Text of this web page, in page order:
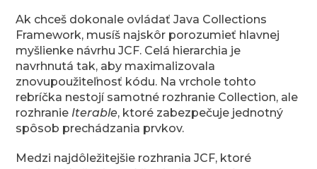
Ak chceš dokonale ovládať Java Collections
Framework, musíš najskôr porozumieť hlavnej
myšlienke návrhu JCF. Celá hierarchia je
navrhnutá tak, aby maximalizovala
znovupoužiteľnosť kódu. Na vrchole tohto
rebríčka nestojí samotné rozhranie Collection, ale
rozhranie Iterable, ktoré zabezpečuje jednotný
spôsob prechádzania prvkov.
Medzi najdôležitejšie rozhrania JCF, ktoré